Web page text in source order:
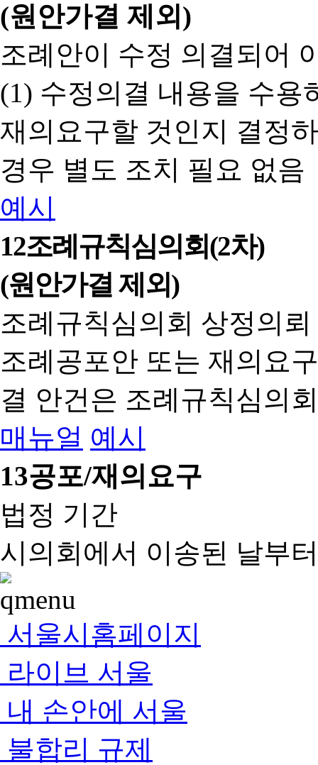
(원안가결 제외)
조례안이 수정 의결되어
(1) 수정의결 내용을 수용
재의요구할 것인지 결정
경우 별도 조치 필요 없음
예시
12조례규칙심의회(2차)
(원안가결 제외)
조례규칙심의회 상정의
조례공포안 또는 재의요
결 안건은 조례규칙심의
매뉴얼 예시
13공포/재의요구
법정 기간
시의회에서 이송된 날부
서울시홈페이지
라이브 서울
내 손안에 서울
불합리 규제